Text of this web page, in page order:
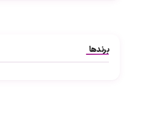
برندها